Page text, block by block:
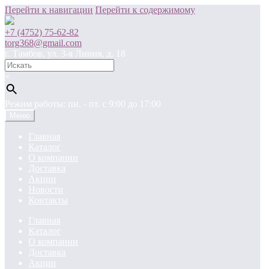
Перейти к навигации Перейти к содержимому
+7 (4752) 75-62-82
torg368@gmail.com
г. Тамбов, ул. 3-я Линия, д. 18
×
Режим работы: пн. - пт. c 9:00 до 17:00
Меню
Главная
Каталог
О компании
Доставка
Акции
Новости
Контакты
Главная
Каталог
О компании
Доставка
Акции